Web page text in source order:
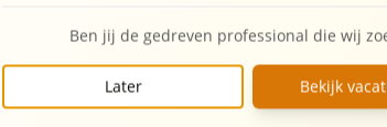
Ben jij de gedreven professional die wij
Later Bekijk